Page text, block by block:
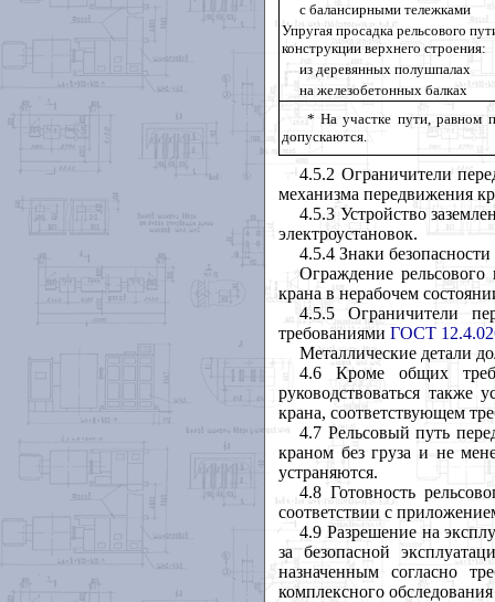
с балансирными тележками
Упругая просадка рельсового
конструкции верхнего строения:
из деревянных полушпалах
на железобетонных балках
* На участке пути, равном
допускаются.
4.5.2 Ограничители
механизма передвижения
4.5.3 Устройство
электроустановок.
4.5.4 Знаки
Ограждение
крана в нерабочем
4.5.5 Ограничители
требованиями ГОСТ
Металлические детали
4.6 Кроме общих
руководствоваться также
крана, соответствующем
4.7Рельсовый путь
краном без груза и не
устраняются.
4.8 Готовность
соответствии с
4.9 Разрешение на
за безопасной
назначенным согласно
комплексного